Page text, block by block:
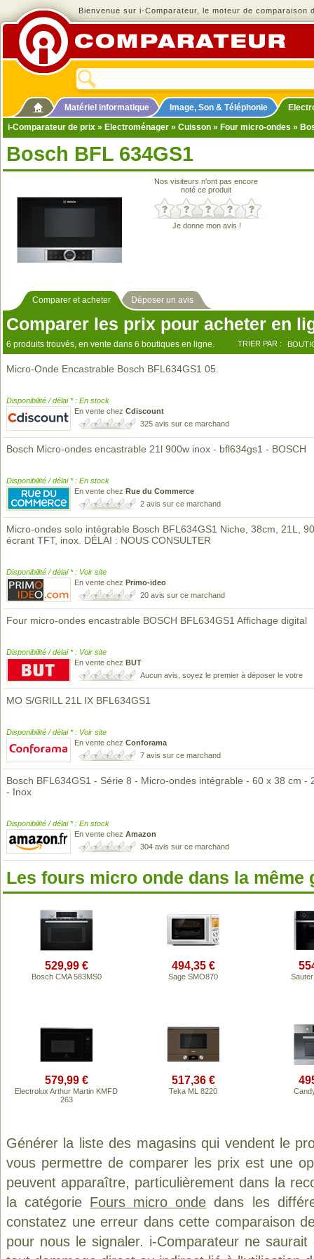
Bienvenue sur i-Comparateur, le moteur de comparaison
Matériel informatique Image, Son & Téléphonie
i-Comparateur de prix » Electroménager » Cuisson » Four micro-ondes »
Bosch BFL 634GS1
Nos visiteurs n'ont pas encore
noté ce produit
Je donne mon avis !
Comparer et acheter Déposer un avis
Comparer les prix pour acheter en
6 produits trouvés, en vente dans 6 boutiques en ligne. TRIER PAR :
Micro-Onde Encastrable Bosch BFL634GS1 05.
Disponibilité / délai * : En stock
En vente chez Cdiscount
325 avis sur ce marchand
Bosch Micro-ondes encastrable 21l 900w inox - bfl634gs1 - BOSCH
Disponibilité / délai * : En stock
En vente chez Rue du Commerce
2 avis sur ce marchand
Micro-ondes solo intégrable Bosch BFL634GS1 Niche, 38cm, 21L,
écrant TFT, inox. DÉLAI : NOUS CONSULTER
Disponibilité / délai * : Voir site
En vente chez Primo-ideo
20 avis sur ce marchand
Four micro-ondes encastrable BOSCH BFL634GS1 Affichage digital
Disponibilité / délai * : Voir site
En vente chez BUT
Aucun avis, soyez le premier à déposer le votre
MO S/GRILL 21L IX BFL634GS1
Disponibilité / délai * : Voir site
En vente chez Conforama
7 avis sur ce marchand
Bosch BFL634GS1 - Série 8 - Micro-ondes intégrable - 60 x 38 cm -
- Inox
Disponibilité / délai * : En stock
En vente chez Amazon
304 avis sur ce marchand
Les fours micro onde dans la même
529,99 €
Bosch CMA 583MS0
494,35 €
Sage SMO870
579,99 €
Electrolux Arthur Martin KMFD
263
517,36 €
Teka ML 8220
Générer la liste des magasins qui vendent le
vous permettre de comparer les prix est une
peuvent apparaître, particulièrement dans la
la catégorie Fours micro onde dans les
constatez une erreur dans cette comparaison
pour nous le signaler. i-Comparateur ne